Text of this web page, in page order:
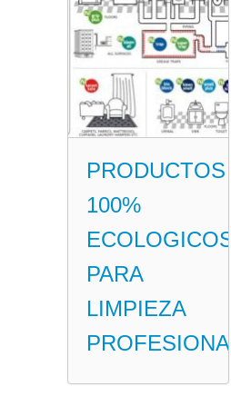
PRODUCTOS
100%
ECOLOGICOS
PARA
LIMPIEZA
PROFESIONAL